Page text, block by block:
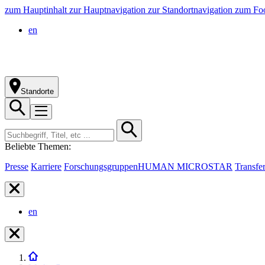
zum Hauptinhalt zur Hauptnavigation zur Standortnavigation zum
en
Standorte
Beliebte Themen:
Presse Karriere ForschungsgruppenHUMAN MICROSTAR Transfer
en